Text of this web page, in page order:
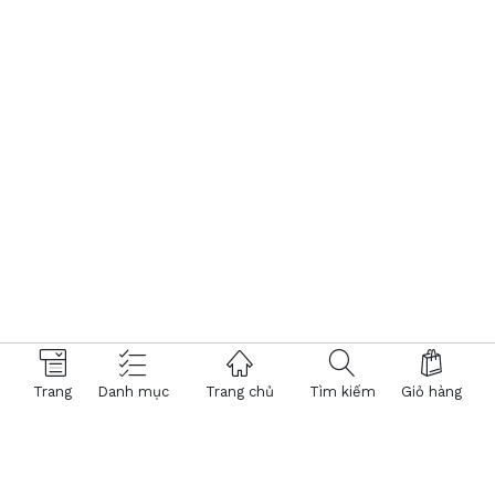
Trang Danh mục Trang chủ Tìm kiếm Giỏ hàng